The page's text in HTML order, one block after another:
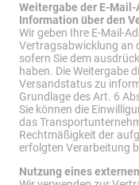
Weitergabe der E-
Information über den
Wir geben Ihre E-Mail-
Vertragsabwicklung an
sofern Sie dem
haben. Die Weitergabe
Versandstatus zu
Grundlage des Art. 6
Sie können die
das
Rechtmäßigkeit der
erfolgten Verarbeitung
Nutzung eines